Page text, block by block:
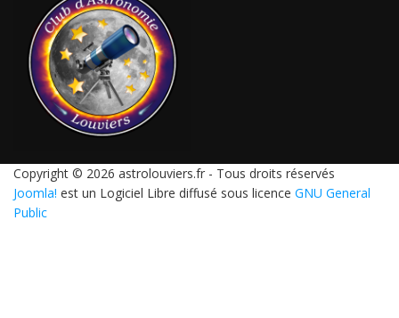
Copyright © 2026 astrolouviers.fr - Tous droits réservés
Joomla! est un Logiciel Libre diffusé sous licence GNU General
Public